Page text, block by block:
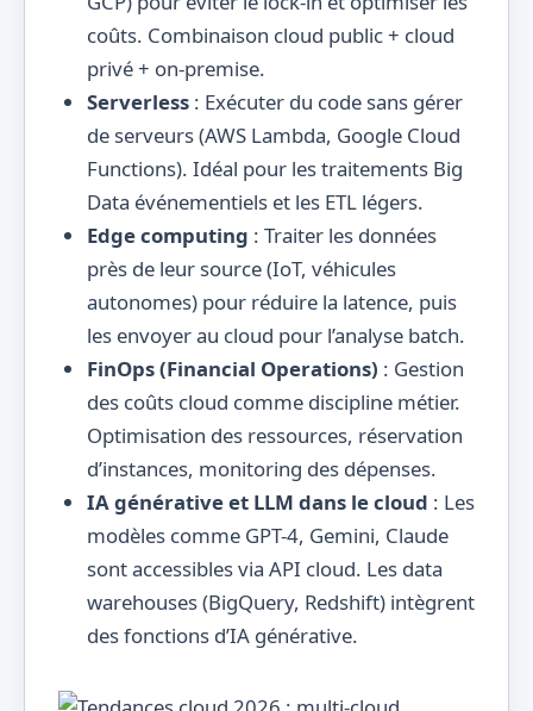
coûts. Combinaison cloud public + cloud
privé + on-premise.
Serverless : Exécuter du code sans gérer
de serveurs (AWS Lambda, Google Cloud
Functions). Idéal pour les traitements Big
Data événementiels et les ETL légers.
Edge computing : Traiter les données
près de leur source (IoT, véhicules
autonomes) pour réduire la latence, puis
les envoyer au cloud pour l’analyse batch.
FinOps (Financial Operations) : Gestion
des coûts cloud comme discipline métier.
Optimisation des ressources, réservation
d’instances, monitoring des dépenses.
IA générative et LLM dans le cloud : Les
modèles comme GPT-4, Gemini, Claude
sont accessibles via API cloud. Les data
warehouses (BigQuery, Redshift) intègrent
des fonctions d’IA générative.